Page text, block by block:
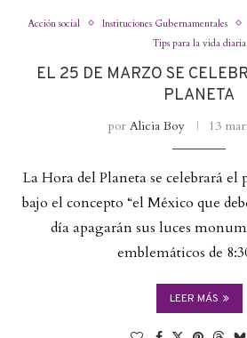
Acción social Instituciones Gubernamentales
Tips para la vida diaria
EL 25 DE MARZO SE
PLANETA
por Alicia Boy 13
La Hora del Planeta se celebrará el
bajo el concepto “el México que
día apagarán sus luces
emblemáticos de
LEER MÁS